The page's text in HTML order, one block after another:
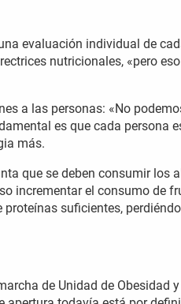
evaluación individual de
nutricionales, «pero
a las personas: «No
es que cada persona
más.
que se deben consumir los
incrementar el consumo de
suficientes,
de Unidad de Obesidad